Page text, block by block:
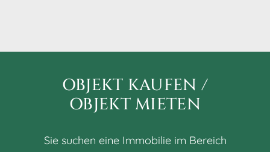
OBJEKT KAUFEN /
OBJEKT MIETEN
Sie suchen eine Immo­bi­lie im Bereich